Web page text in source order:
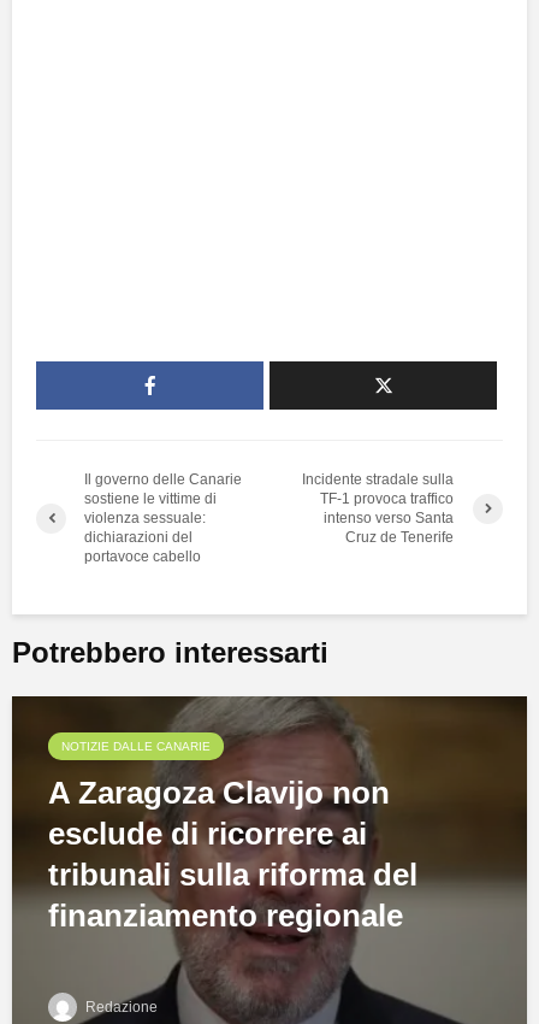
Il governo delle Canarie
sostiene le vittime di
violenza sessuale:
dichiarazioni del
portavoce cabello
Incidente stradale sulla
TF-1 provoca traffico
intenso verso Santa
Cruz de Tenerife
Potrebbero interessarti
NOTIZIE DALLE CANARIE
A Zaragoza Clavijo non
esclude di ricorrere ai
tribunali sulla riforma del
finanziamento regionale
Redazione